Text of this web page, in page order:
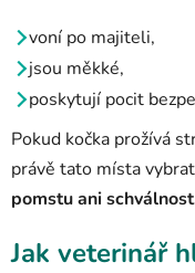
voní po majiteli,
jsou měkké,
poskytují pocit
Pokud kočka prožívá
právě tato místa
pomstu ani
Jak veterinář